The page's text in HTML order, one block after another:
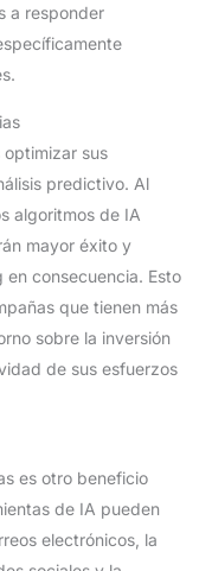
a responder
sus
predictivo. Al
algoritmos de IA
mayor éxito y
consecuencia. Esto
que tienen más
sobre la inversión
de sus esfuerzos
es otro beneficio
de IA pueden
electrónicos, la